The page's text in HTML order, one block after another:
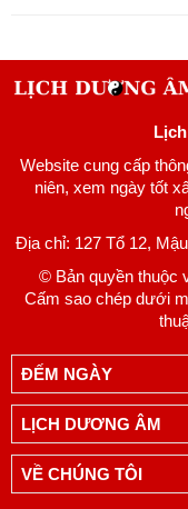
Website cung cấp
niên, xem ngày tốt
Địa chỉ: 127 Tổ 12,
© Bản quyền thuộc
Cấm sao chép dưới
ĐẾM NGÀY
LỊCH DƯƠNG ÂM
VỀ CHÚNG TÔI